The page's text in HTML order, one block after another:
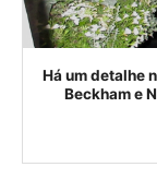
Há um detalhe
Beckham e